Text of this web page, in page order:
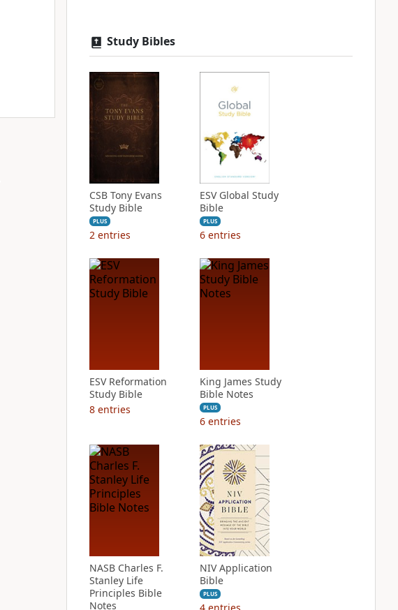
Study Bibles
CSB Tony Evans
Study Bible
PLUS
2 entries
ESV Global Study
Bible
PLUS
6 entries
ESV Reformation
Study Bible
8 entries
King James Study
Bible Notes
PLUS
6 entries
NASB Charles F.
Stanley Life
Principles Bible
Notes
NIV Application
Bible
PLUS